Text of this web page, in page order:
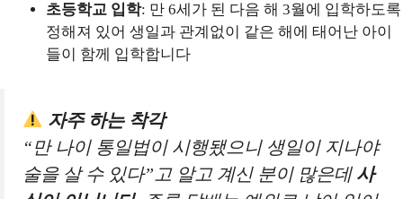
초등학교 입학: 만 6세가 된 다음 해 3월에 입학하도록
정해져 있어 생일과 관계없이 같은 해에 태어난 아이
들이 함께 입학합니다
자주 하는 착각
“만 나이 통일법이 시행됐으니 생일이 지나야
술을 살 수 있다”고 알고 계신 분이 많은데 사